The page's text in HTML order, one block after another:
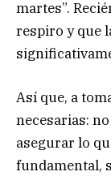
martes”.
respiro y que
Así que, a
necesarias:
asegurar lo
fundamental,